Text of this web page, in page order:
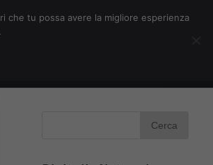
che tu possa avere la migliore esperienza